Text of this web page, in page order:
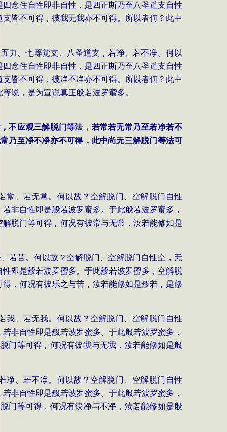
念住自性即非自性，是四正断乃至八圣道支自性
皆不可得，彼我无我亦不可得。所以者何？此中
力、七等觉支、八圣道支，若净、若不净。何以
念住自性即非自性，是四正断乃至八圣道支自性
皆不可得，彼净不净亦不可得。所以者何？此中
说，是为宣说真正般若波罗蜜多。
不应观三解脱门等法，若常若无常乃至若净若不
乃至净不净亦不可得，此中尚无三解脱门等法可
常、若无常。何以故？空解脱门、空解脱门自性
非自性即是般若波罗蜜多。于此般若波罗蜜多，
脱门等可得，何况有彼常与无常，汝若能修如是
若苦。何以故？空解脱门、空解脱门自性空，无
即是般若波罗蜜多。于此般若波罗蜜多，空解脱
，何况有彼乐之与苦，汝若能修如是般若，是修
我、若无我。何以故？空解脱门、空解脱门自性
非自性即是般若波罗蜜多。于此般若波罗蜜多，
门等可得，何况有彼我与无我，汝若能修如是般
净、若不净。何以故？空解脱门、空解脱门自性
非自性即是般若波罗蜜多。于此般若波罗蜜多，
门等可得，何况有彼净与不净，汝若能修如是般